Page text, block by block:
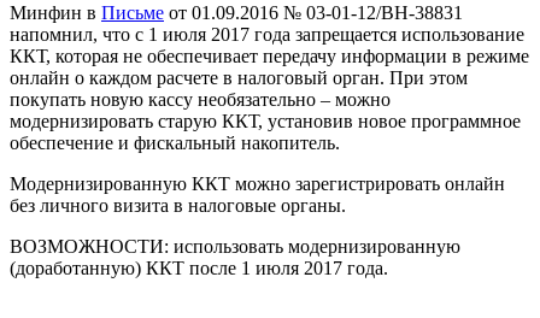
Минфин в Письме от 01.09.2016 № 03-01-12/ВН-38831
напомнил, что с 1 июля 2017 года запрещается использование
ККТ, которая не обеспечивает передачу информации в режиме
онлайн о каждом расчете в налоговый орган. При этом
покупать новую кассу необязательно – можно
модернизировать старую ККТ, установив новое программное
обеспечение и фискальный накопитель.
Модернизированную ККТ можно зарегистрировать онлайн
без личного визита в налоговые органы.
ВОЗМОЖНОСТИ: использовать модернизированную
(доработанную) ККТ после 1 июля 2017 года.